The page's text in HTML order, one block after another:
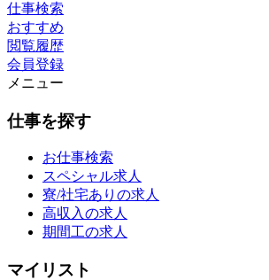
仕事検索
おすすめ
閲覧履歴
会員登録
メニュー
仕事を探す
お仕事検索
スペシャル求人
寮/社宅ありの求人
高収入の求人
期間工の求人
マイリスト